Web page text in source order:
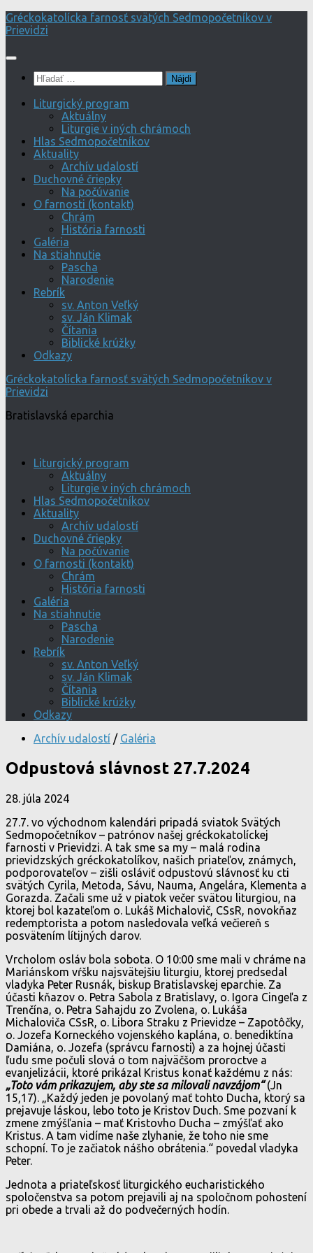
Preskočiť
na
Gréckokatolícka farnosť svätých Sedmopočetníkov v
Prievidzi
Hľadať:
Liturgický program
Aktuálny
Liturgie v iných chrámoch
Hlas Sedmopočetníkov
Aktuality
Archív udalostí
Duchovné čriepky
Na počúvanie
O farnosti (kontakt)
Chrám
História farnosti
Galéria
Na stiahnutie
Pascha
Narodenie
Rebrík
sv. Anton Veľký
sv. Ján Klimak
Čítania
Biblické krúžky
Odkazy
Gréckokatolícka farnosť svätých Sedmopočetníkov v
Prievidzi
Bratislavská eparchia
Liturgický program
Aktuálny
Liturgie v iných chrámoch
Hlas Sedmopočetníkov
Aktuality
Archív udalostí
Duchovné čriepky
Na počúvanie
O farnosti (kontakt)
Chrám
História farnosti
Galéria
Na stiahnutie
Pascha
Narodenie
Rebrík
sv. Anton Veľký
sv. Ján Klimak
Čítania
Biblické krúžky
Odkazy
Archív udalostí / Galéria
Odpustová slávnost 27.7.2024
28. júla 2024
27.7. vo východnom kalendári pripadá sviatok Svätých
Sedmopočetníkov – patrónov našej gréckokatolíckej
farnosti v Prievidzi. A tak sme sa my – malá rodina
prievidzských gréckokatolíkov, našich priateľov, známych,
podporovateľov – zišli osláviť odpustovú slávnosť ku cti
svätých Cyrila, Metoda, Sávu, Nauma, Angelára, Klementa a
Gorazda. Začali sme už v piatok večer svätou liturgiou, na
ktorej bol kazateľom o. Lukáš Michalovič, CSsR, novokňaz
redemptorista a potom nasledovala veľká večiereň s
posvätením lítijných darov.
Vrcholom osláv bola sobota. O 10:00 sme mali v chráme na
Mariánskom vŕšku najsvätejšiu liturgiu, ktorej predsedal
vladyka Peter Rusnák, biskup Bratislavskej eparchie. Za
účasti kňazov o. Petra Sabola z Bratislavy, o. Igora Cingeľa z
Trenčína, o. Petra Sahajdu zo Zvolena, o. Lukáša
Michaloviča CSsR, o. Libora Straku z Prievidze – Zapotôčky,
o. Jozefa Korneckého vojenského kaplána, o. benediktína
Damiána, o. Jozefa (správcu farnosti) a za hojnej účasti
ľudu sme počuli slová o tom najväčšom proroctve a
evanjelizácii, ktoré prikázal Kristus konať každému z nás:
„Toto vám prikazujem, aby ste sa milovali navzájom“(Jn
15,17). „Každý jeden je povolaný mať tohto Ducha, ktorý sa
prejavuje láskou, lebo toto je Kristov Duch. Sme pozvaní k
zmene zmýšľania – mať Kristovho Ducha – zmýšľať ako
Kristus. A tam vidíme naše zlyhanie, že toho nie sme
schopní. To je začiatok nášho obrátenia.“ povedal vladyka
Peter.
Jednota a priateľskosť liturgického eucharistického
spoločenstva sa potom prejavili aj na spoločnom pohostení
pri obede a trvali až do podvečerných hodín.